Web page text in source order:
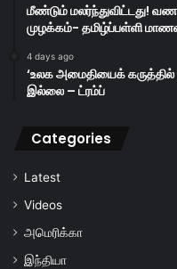
மீண்டும் மலர்ந்துவிட்டது!
முழக்கம்- தமிழ்ப்பள்ளி
4 days ago
‘உலக அமைதியைக்
இல்லை – ட்ரம்ப்
Categories
Latest
Videos
அமெரிக்கா
இந்தியா